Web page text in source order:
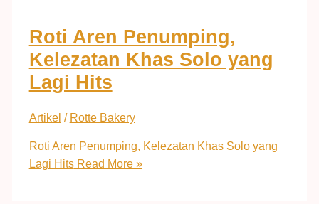
Roti Aren Penumping,
Kelezatan Khas Solo yang
Lagi Hits
Artikel / Rotte Bakery
Roti Aren Penumping, Kelezatan Khas Solo yang
Lagi HitsRead More »